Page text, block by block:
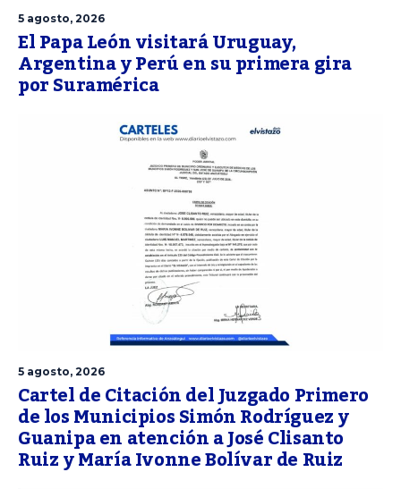
5 agosto, 2026
El Papa León visitará Uruguay,
Argentina y Perú en su primera gira
por Suramérica
5 agosto, 2026
Cartel de Citación del Juzgado Primero
de los Municipios Simón Rodríguez y
Guanipa en atención a José Clisanto
Ruiz y María Ivonne Bolívar de Ruiz